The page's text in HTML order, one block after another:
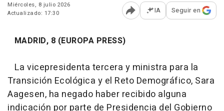
Miércoles, 8 julio 2026
Actualizado: 17:30
Abrir opciones para
IA Seguir en
MADRID, 8 (EUROPA PRESS)
La vicepresidenta tercera y ministra para la
Transición Ecológica y el Reto Demográfico, Sara
Aagesen, ha negado haber recibido alguna
indicación por parte de Presidencia del Gobierno